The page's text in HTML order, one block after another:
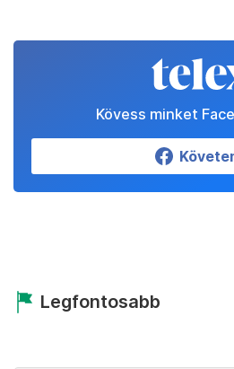
Kövess minket
Legfontosabb